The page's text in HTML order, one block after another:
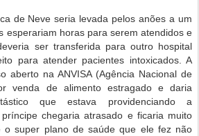
de Neve seria levada pelos anões a um
esperariam horas para serem atendidos e
ser transferida para outro hospital
para atender pacientes intoxicados. A
aberto na ANVISA (Agência Nacional de
venda de alimento estragado e daria
que estava providenciando a
chegaria atrasado e ficaria muito
o super plano de saúde que ele fez não